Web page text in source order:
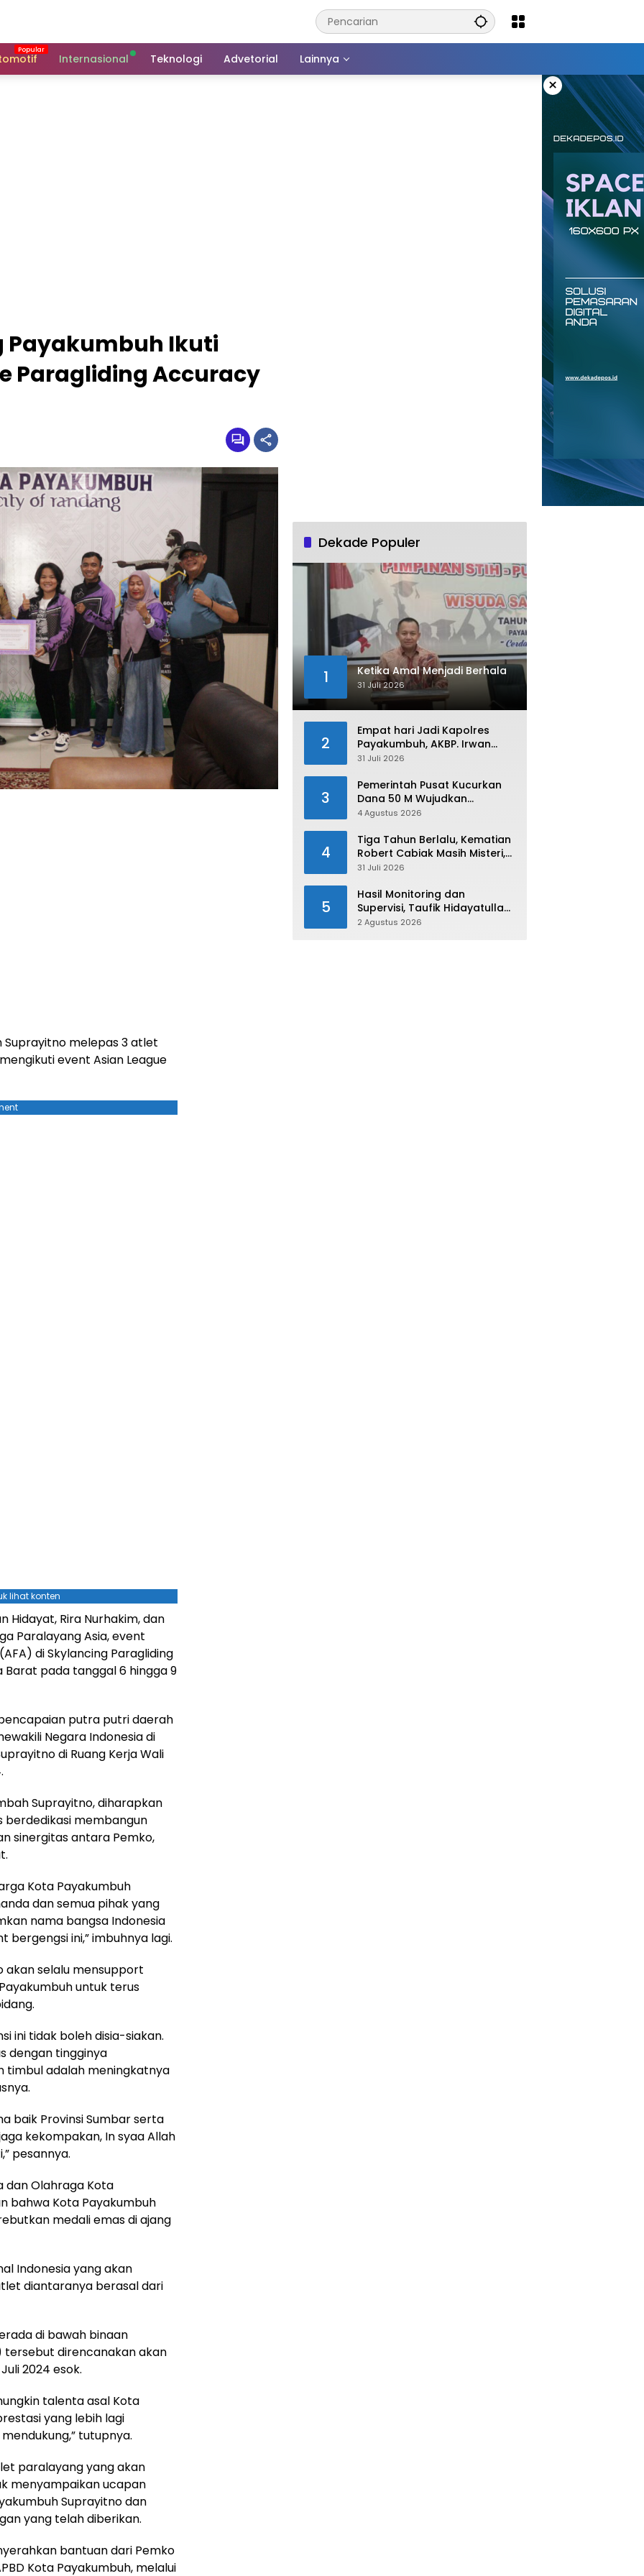
Internasional Teknologi Advetorial Lainnya
×
Payakumbuh Ikuti
Paragliding Accuracy
Suprayitno melepas 3 atlet
event Asian League
lihat konten
Rira Nurhakim, dan
Paralayang Asia, event
di Skylancing Paragliding
Barat pada tanggal 6 hingga 9
putra putri daerah
Negara Indonesia di
di Ruang Kerja Wali
Suprayitno, diharapkan
berdedikasi membangun
sinergitas antara Pemko,
Kota Payakumbuh
dan semua pihak yang
nama bangsa Indonesia
bergengsi ini,” imbuhnya lagi.
akan selalu mensupport
untuk terus
ini tidak boleh disia-siakan.
dengan tingginya
timbul adalah meningkatnya
baik Provinsi Sumbar serta
kekompakan, In syaa Allah
pesannya.
dan Olahraga Kota
bahwa Kota Payakumbuh
medali emas di ajang
Indonesia yang akan
diantaranya berasal dari
di bawah binaan
tersebut direncanakan akan
2024 esok.
talenta asal Kota
yang lebih lagi
tutupnya.
paralayang yang akan
menyampaikan ucapan
Suprayitno dan
yang telah diberikan.
bantuan dari Pemko
Kota Payakumbuh, melalui
Dekade Populer
1 Ketika Amal Menjadi Berhala
31 Juli 2026
2
Empat hari Jadi Kapolres
Payakumbuh, AKBP. Irwan
Andeta Langsung Sambangi
31 Juli 2026
3
Pemerintah Pusat Kucurkan
Dana 50 M Wujudkan
Swasembada dan Ketahanan
4 Agustus 2026
4
Tiga Tahun Berlalu, Kematian
Robert Cabiak Masih Misteri,
AKBP. Irwan : Jadi Atensi Kita
31 Juli 2026
5
Hasil Monitoring dan
Supervisi, Taufik Hidayatullah:
Limapuluh Kota Siap Kirimkan
2 Agustus 2026